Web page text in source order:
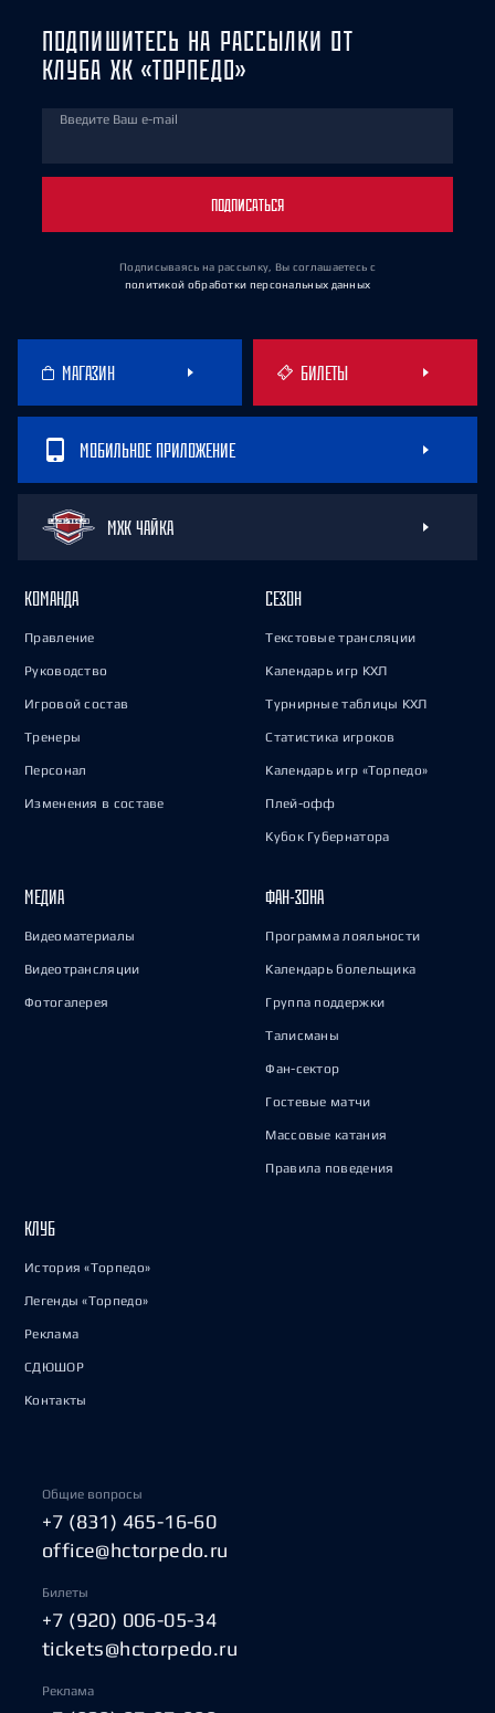
ПОДПИШИТЕСЬ НА РАССЫЛКИ ОТ
КЛУБА ХК «ТОРПЕДО»
Введите Ваш e-mail
ПОДПИСАТЬСЯ
Подписываясь на рассылку, Вы соглашаетесь с
политикой обработки персональных данных
МАГАЗИН БИЛЕТЫ
МОБИЛЬНОЕ ПРИЛОЖЕНИЕ
МХК ЧАЙКА
КОМАНДА
Правление
Руководство
Игровой состав
Тренеры
Персонал
Изменения в составе
СЕЗОН
Текстовые трансляции
Календарь игр КХЛ
Турнирные таблицы КХЛ
Статистика игроков
Календарь игр «Торпедо»
Плей-офф
Кубок Губернатора
МЕДИА
Видеоматериалы
Видеотрансляции
Фотогалерея
ФАН-ЗОНА
Программа лояльности
Календарь болельщика
Группа поддержки
Талисманы
Фан-сектор
Гостевые матчи
Массовые катания
Правила поведения
КЛУБ
История «Торпедо»
Легенды «Торпедо»
Реклама
СДЮШОР
Контакты
Общие вопросы
+7 (831) 465-16-60
office@hctorpedo.ru
Билеты
+7 (920) 006-05-34
tickets@hctorpedo.ru
Реклама